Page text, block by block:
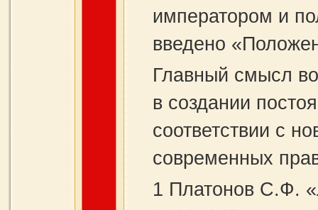
императором и
введено
Главный смысл
в создании
соответствии с
современных
1 Платонов С.Ф.